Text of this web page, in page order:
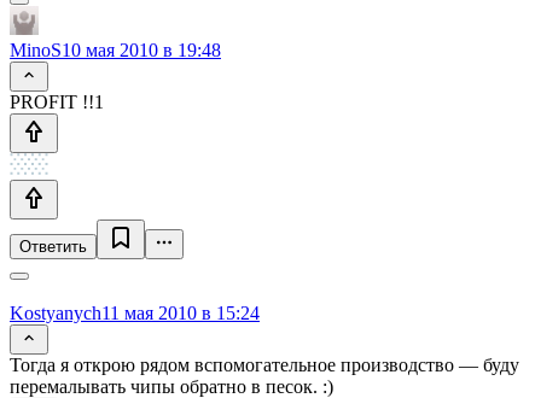
MinoS10 мая 2010 в 19:48
PROFIT !!1
Ответить
Kostyanych11 мая 2010 в 15:24
Тогда я открою рядом вспомогательное производство — буду
перемалывать чипы обратно в песок. :)